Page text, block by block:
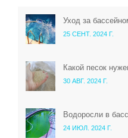
Уход за
25 СЕНТ. 2024 Г.
Какой песок
30 АВГ. 2024 Г.
Водоросли в
24 ИЮЛ. 2024 Г.